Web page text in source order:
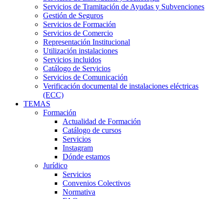
Servicios de Tramitación de Ayudas y Subvenciones
Gestión de Seguros
Servicios de Formación
Servicios de Comercio
Representación Institucional
Utilización instalaciones
Servicios incluidos
Catálogo de Servicios
Servicios de Comunicación
Verificación documental de instalaciones eléctricas
(ECC)
TEMAS
Formación
Actualidad de Formación
Catálogo de cursos
Servicios
Instagram
Dónde estamos
Jurídico
Servicios
Convenios Colectivos
Normativa